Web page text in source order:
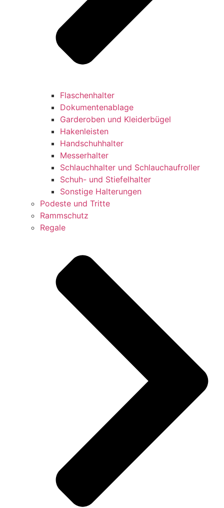
Flaschenhalter
Dokumentenablage
Garderoben und Kleiderbügel
Hakenleisten
Handschuhhalter
Messerhalter
Schlauchhalter und Schlauchaufroller
Schuh- und Stiefelhalter
Sonstige Halterungen
Podeste und Tritte
Rammschutz
Regale